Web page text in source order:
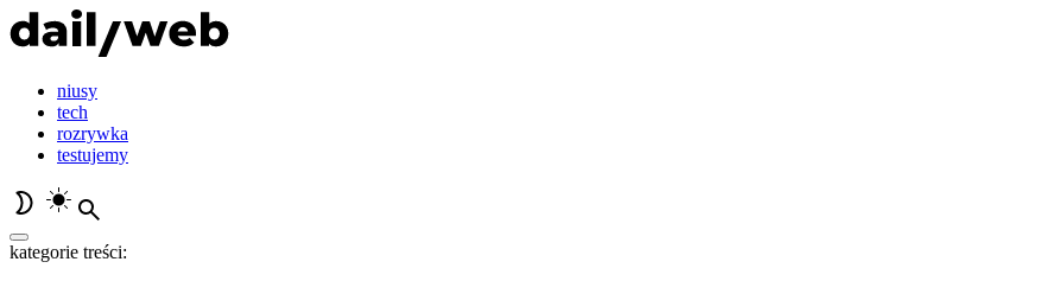
niusy
tech
rozrywka
testujemy
kategorie treści: